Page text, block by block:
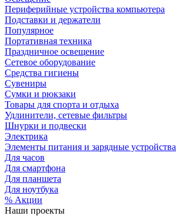
Периферийные устройства компьютера
Подставки и держатели
Популярное
Портативная техника
Праздничное освещение
Сетевое оборудование
Средства гигиены
Сувениры
Сумки и рюкзаки
Товары для спорта и отдыха
Удлинители, сетевые фильтры
Шнурки и подвески
Электрика
Элементы питания и зарядные устройства
Для часов
Для смартфона
Для планшета
Для ноутбука
% Акции
Наши проекты